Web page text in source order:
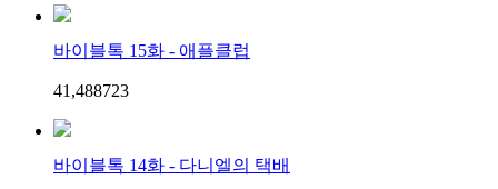
바이블톡 15화 - 애플클럽
41,488723
바이블톡 14화 - 다니엘의 택배